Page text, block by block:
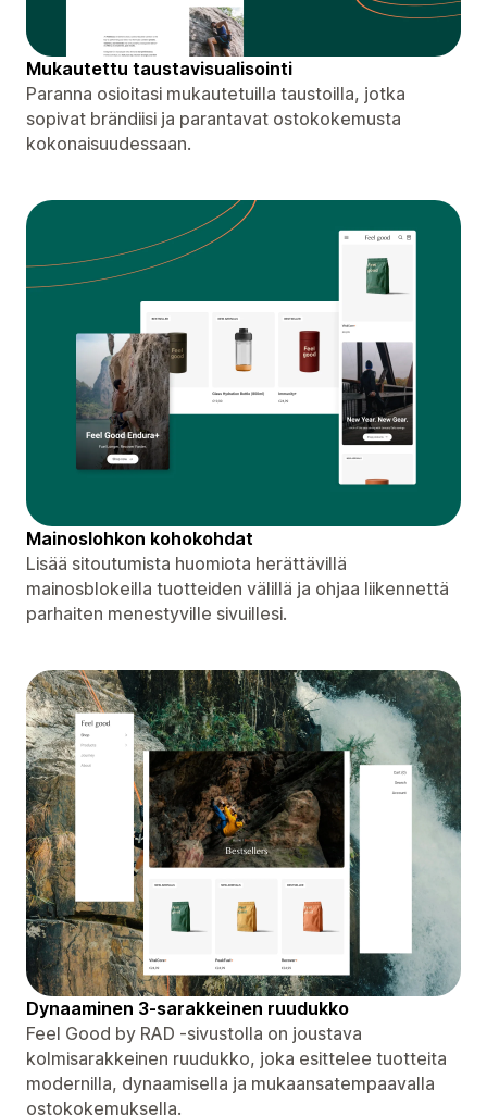
Mukautettu taustavisualisointi
Paranna osioitasi mukautetuilla taustoilla, jotka
sopivat brändiisi ja parantavat ostokokemusta
kokonaisuudessaan.
Mainoslohkon kohokohdat
Lisää sitoutumista huomiota herättävillä
mainosblokeilla tuotteiden välillä ja ohjaa liikennettä
parhaiten menestyville sivuillesi.
Dynaaminen 3-sarakkeinen ruudukko
Feel Good by RAD -sivustolla on joustava
kolmisarakkeinen ruudukko, joka esittelee tuotteita
modernilla, dynaamisella ja mukaansatempaavalla
ostokokemuksella.